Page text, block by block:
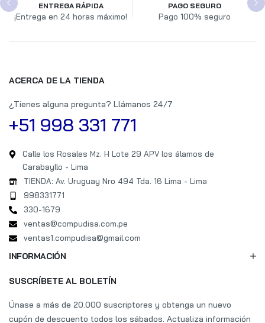
ENTREGA RÁPIDA
¡Entrega en 24 horas máximo!
PAGO SEGURO
Pago 100% seguro
ACERCA DE LA TIENDA
¿Tienes alguna pregunta? Llámanos 24/7
+51 998 331 771
Calle los Rosales Mz. H Lote 29 APV los álamos de
Carabayllo - Lima
TIENDA: Av. Uruguay Nro 494 Tda. 16 Lima - Lima
998331771
330-1679
ventas@compudisa.com.pe
ventas1.compudisa@gmail.com
INFORMACIÓN
SUSCRÍBETE AL BOLETÍN
Únase a más de 20.000 suscriptores y obtenga un nuevo
cupón de descuento todos los sábados. Actualiza información